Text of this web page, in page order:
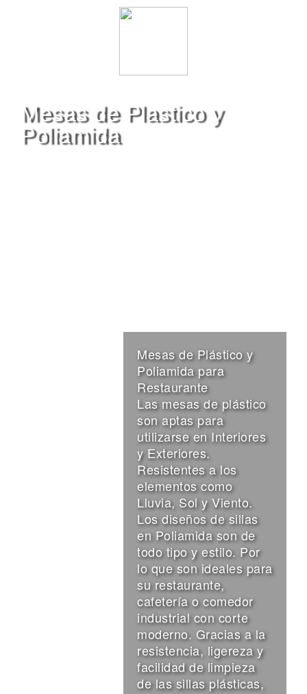
Mesas de Plastico y
Poliamida
Mesas de Plástico y
Poliamida para
Restaurante
Las mesas de plástico
son aptas para
utilizarse en Interiores
y Exteriores.
Resistentes a los
elementos como
Lluvia, Sol y Viento.
Los diseños de sillas
en Poliamida son de
todo tipo y estilo. Por
lo que son ideales para
su restaurante,
cafetería o comedor
industrial con corte
moderno. Gracias a la
resistencia, ligereza y
facilidad de limpieza
de las sillas plásticas,